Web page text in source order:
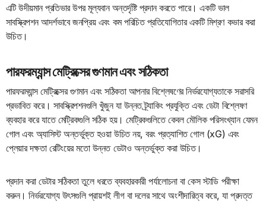
এটি উদীয়মান প্রতিভার উপর মূল্যবান অন্তর্দৃষ্টি প্রদান করতে পারে। একটি ভাল
সাবস্ক্রিপশন আদর্শভাবে জনপ্রিয় এবং কম পরিচিত প্রতিযোগিতার একটি মিশ্রণ কভার করা
উচিত।
পারফরম্যান্স মেট্রিক্সের গুণমান এবং সঠিকতা
পারফরম্যান্স মেট্রিক্সের গুণমান এবং সঠিকতা আপনার বিশ্লেষণের নির্ভরযোগ্যতাকে সরাসরি
প্রভাবিত করে। সাবস্ক্রিপশনগুলি খুঁজুন যা উন্নত ট্র্যাকিং প্রযুক্তি এবং ডেটা বিশ্লেষণ
ব্যবহার করে যাতে মেট্রিকগুলি সঠিক হয়। মেট্রিকগুলিতে কেবল মৌলিক পরিসংখ্যান যেমন
গোল এবং অ্যাসিস্ট অন্তর্ভুক্ত হওয়া উচিত নয়, বরং প্রত্যাশিত গোল (xG) এবং
প্লেয়ার দক্ষতা রেটিংয়ের মতো উন্নত ডেটাও অন্তর্ভুক্ত করা উচিত।
প্রদান করা ডেটার সঠিকতা তুলে ধরতে ব্যবহারকারী পর্যালোচনা বা কেস স্টাডি পরীক্ষা
করুন। নির্ভরযোগ্য উৎসগুলি প্রায়শই লীগ বা দলের সাথে অংশীদারিত্ব করে, যা প্রদত্ত